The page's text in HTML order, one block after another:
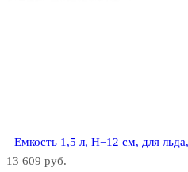
Емкость 1,5 л, H=12 см, для
13 609 руб.